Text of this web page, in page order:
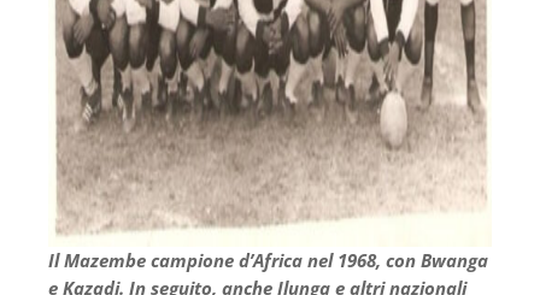
Il Mazembe campione d’Africa nel 1968, con Bwanga
e Kazadi. In seguito, anche Ilunga e altri nazionali